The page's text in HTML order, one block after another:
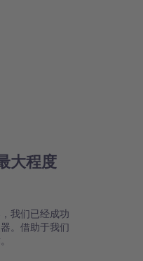
大程度
我们已经成功
。借助于我们